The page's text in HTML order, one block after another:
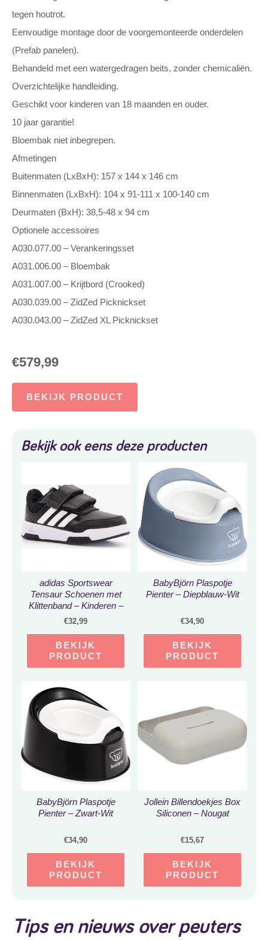
tegen houtrot.
Eenvoudige montage door de voorgemonteerde onderdelen
(Prefab panelen).
Behandeld met een watergedragen beits, zonder chemicaliën.
Overzichtelijke handleiding.
Geschikt voor kinderen van 18 maanden en ouder.
10 jaar garantie!
Bloembak niet inbegrepen.
Afmetingen
Buitenmaten (LxBxH): 157 x 144 x 146 cm
Binnenmaten (LxBxH): 104 x 91-111 x 100-140 cm
Deurmaten (BxH): 38,5-48 x 94 cm
Optionele accessoires
A030.077.00 – Verankeringsset
A031.006.00 – Bloembak
A031.007.00 – Krijtbord (Crooked)
A030.039.00 – ZidZed Picknickset
A030.043.00 – ZidZed XL Picknickset
€579,99
BEKIJK PRODUCT
Bekijk ook eens deze producten
adidas Sportswear
Tensaur Schoenen met
Klittenband – Kinderen –
Zwart – 26
€32,99
BEKIJK
PRODUCT
BabyBjörn Plaspotje
Pienter – Diepblauw-Wit
€34,90
BEKIJK
PRODUCT
BabyBjörn Plaspotje
Pienter – Zwart-Wit
€34,90
BEKIJK
PRODUCT
Jollein Billendoekjes Box
Siliconen – Nougat
€15,67
BEKIJK
PRODUCT
Tips en nieuws over peuters